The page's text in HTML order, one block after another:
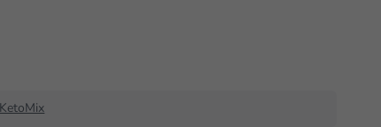
KetoMix